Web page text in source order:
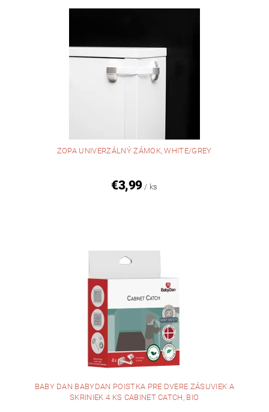
ZOPA UNIVERZÁLNÝ ZÁMOK, WHITE/GREY
€3,99 / ks
BABY DAN BABYDAN POISTKA PRE DVERE ZÁSUVIEK A
SKRINIEK 4 KS CABINET CATCH, BIO